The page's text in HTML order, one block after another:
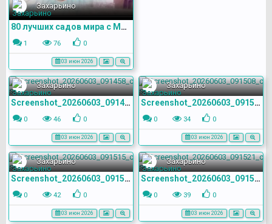
Захарьино
80 лучших садов мира с Монти Доном (2008) Северная Европа
1 76 0
03 июн 2026
Захарьино
Screenshot_20260603_091458_com.yandex.browser
0 46 0
03 июн 2026
Захарьино
Screenshot_20260603_091508_com.yandex.browser
0 34 0
03 июн 2026
Захарьино
Screenshot_20260603_091515_com.yandex.browser
0 42 0
03 июн 2026
Захарьино
Screenshot_20260603_091521_com.yandex.browser
0 39 0
03 июн 2026